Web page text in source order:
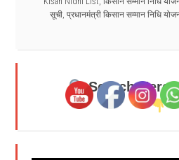
सूची, प्रधानमंत्री किसान सम्मान निधि
Search Here -